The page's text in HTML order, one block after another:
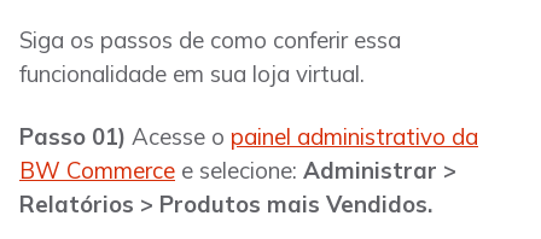
Siga os passos de como conferir essa
funcionalidade em sua loja virtual.
Passo 01) Acesse o painel administrativo da
BW Commerce e selecione: Administrar >
Relatórios > Produtos mais Vendidos.